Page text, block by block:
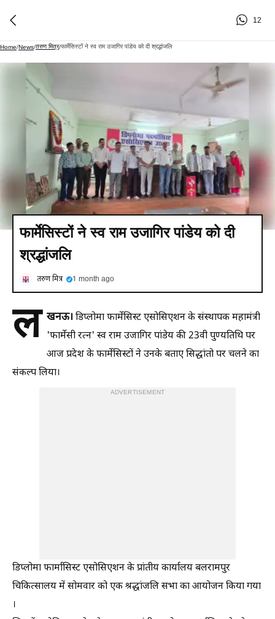
12
Home/News/तरुण मित्र/फार्मेसिस्टों ने स्व राम उजागिर पांडेय को दी श्रद्धांजलि
फार्मेसिस्टों ने स्व राम उजागिर पांडेय को दी
श्रद्धांजलि
तरुण मित्र 1 month ago
ल खनऊ। डिप्लोमा फार्मेसिस्ट एसोसिएशन के संस्थापक महामंत्री
'फार्मेसी रत्न' स्व राम उजागिर पांडेय की 23वी पुण्यतिथि पर
आज प्रदेश के फार्मेसिस्टों ने उनके बताए सिद्धांतो पर चलने का
संकल्प लिया।
ADVERTISEMENT
डिप्लोमा फार्मासिस्ट एसोसिएशन के प्रांतीय कार्यालय बलरामपुर
चिकित्सालय में सोमवार को एक श्रद्धांजलि सभा का आयोजन किया गया
।